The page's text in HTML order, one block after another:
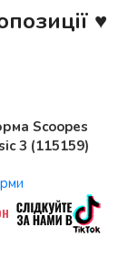
♥
Scoopes
3 (115159)